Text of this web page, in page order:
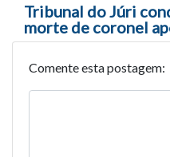
Tribunal do Júri
morte de coronel
Comente esta postagem: